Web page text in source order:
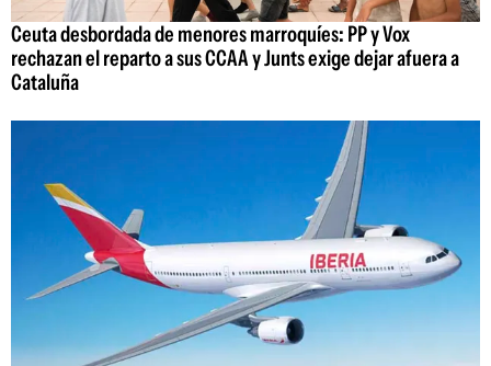
Ceuta desbordada de menores marroquíes: PP y Vox
rechazan el reparto a sus CCAA y Junts exige dejar afuera a
Cataluña